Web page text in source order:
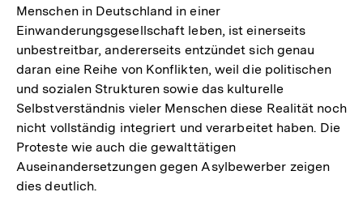
Menschen in Deutschland in einer
Einwanderungsgesellschaft leben, ist einerseits
unbestreitbar, andererseits entzündet sich genau
daran eine Reihe von Konflikten, weil die politischen
und sozialen Strukturen sowie das kulturelle
Selbstverständnis vieler Menschen diese Realität noch
nicht vollständig integriert und verarbeitet haben. Die
Proteste wie auch die gewalttätigen
Auseinandersetzungen gegen Asylbewerber zeigen
dies deutlich.